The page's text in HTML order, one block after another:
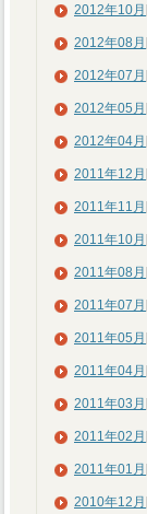
2012年10月
2012年08月
2012年07月
2012年05月
2012年04月
2011年12月
2011年11月
2011年10月
2011年08月
2011年07月
2011年05月
2011年04月
2011年03月
2011年02月
2011年01月
2010年12月